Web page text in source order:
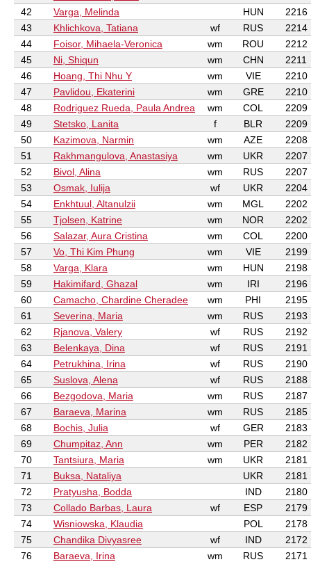
42
Varga, Melinda HUN
2216
43
Khlichkova, Tatiana wf RUS
2214
44
Foisor, Mihaela-Veronica wm ROU
2212
45
Ni, Shiqun wm CHN
2211
46
Hoang, Thi Nhu Y wm VIE
2210
47
Pavlidou, Ekaterini wm GRE
2210
48
Rodriguez Rueda, Paula Andrea wm COL
2209
49
Stetsko, Lanita f BLR
2209
50
Kazimova, Narmin wm AZE
2208
51
Rakhmangulova, Anastasiya wm UKR
2207
52
Bivol, Alina wm RUS
2207
53
Osmak, Iulija wf UKR
2204
54
Enkhtuul, Altanulzii wm MGL
2202
55
Tjolsen, Katrine wm NOR
2202
56
Salazar, Aura Cristina wm COL
2200
57
Vo, Thi Kim Phung wm VIE
2199
58
Varga, Klara wm HUN
2198
59
Hakimifard, Ghazal wm IRI
2196
60
Camacho, Chardine Cheradee wm PHI
2195
61
Severina, Maria wm RUS
2193
62
Rjanova, Valery wf RUS
2192
63
Belenkaya, Dina wf RUS
2191
64
Petrukhina, Irina wf RUS
2190
65
Suslova, Alena wf RUS
2188
66
Bezgodova, Maria wm RUS
2187
67
Baraeva, Marina wm RUS
2185
68
Bochis, Julia wf GER
2183
69
Chumpitaz, Ann wm PER
2182
70
Tantsiura, Maria wm UKR
2181
71
Buksa, Nataliya UKR
2181
72
Pratyusha, Bodda IND
2180
73
Collado Barbas, Laura wf ESP
2179
74
Wisniowska, Klaudia POL
2178
75
Chandika Divyasree wf IND
2172
76
Baraeva, Irina wm RUS
2171